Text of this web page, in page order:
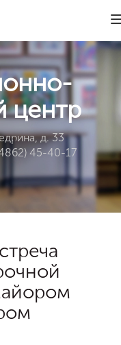
центр
д. 33
45-40-17